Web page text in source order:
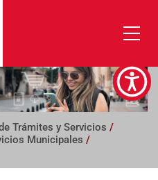
Trámites y Servicios /
Municipales /